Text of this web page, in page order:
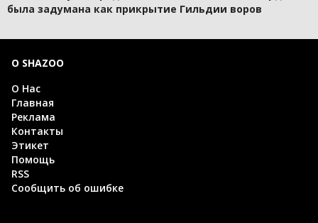
была задумана как прикрытие Гильдии воров
О SHAZOO
О Нас
Главная
Реклама
Контакты
Этикет
Помощь
RSS
Сообщить об ошибке